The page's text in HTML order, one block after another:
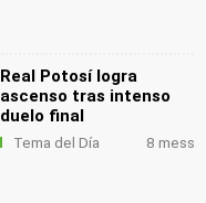
Real Potosí logra
ascenso tras intenso
duelo final
Tema del Día 8 mess